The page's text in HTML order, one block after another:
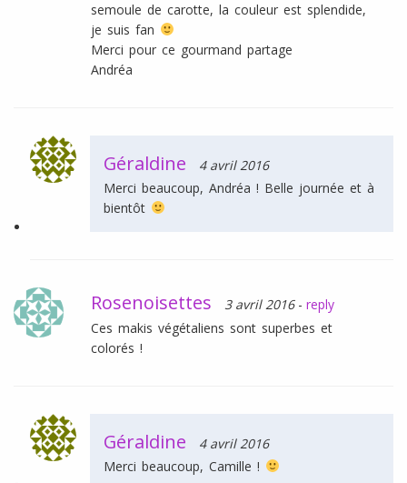
semoule de carotte, la couleur est splendide,
je suis fan
Merci pour ce gourmand partage
Andréa
Géraldine
4 avril 2016
Merci beaucoup, Andréa ! Belle journée et à
bientôt
Rosenoisettes 3 avril 2016 - reply
Ces makis végétaliens sont superbes et
colorés !
Géraldine
4 avril 2016
Merci beaucoup, Camille !